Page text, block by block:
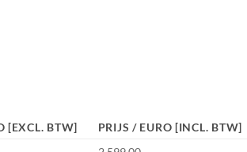
[EXCL. BTW]
PRIJS / EURO [INCL. BTW]